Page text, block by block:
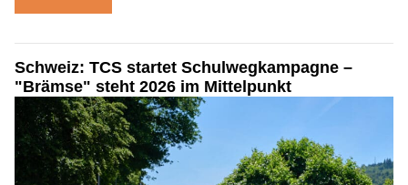
Schweiz: TCS startet Schulwegkampagne –
"Brämse" steht 2026 im Mittelpunkt